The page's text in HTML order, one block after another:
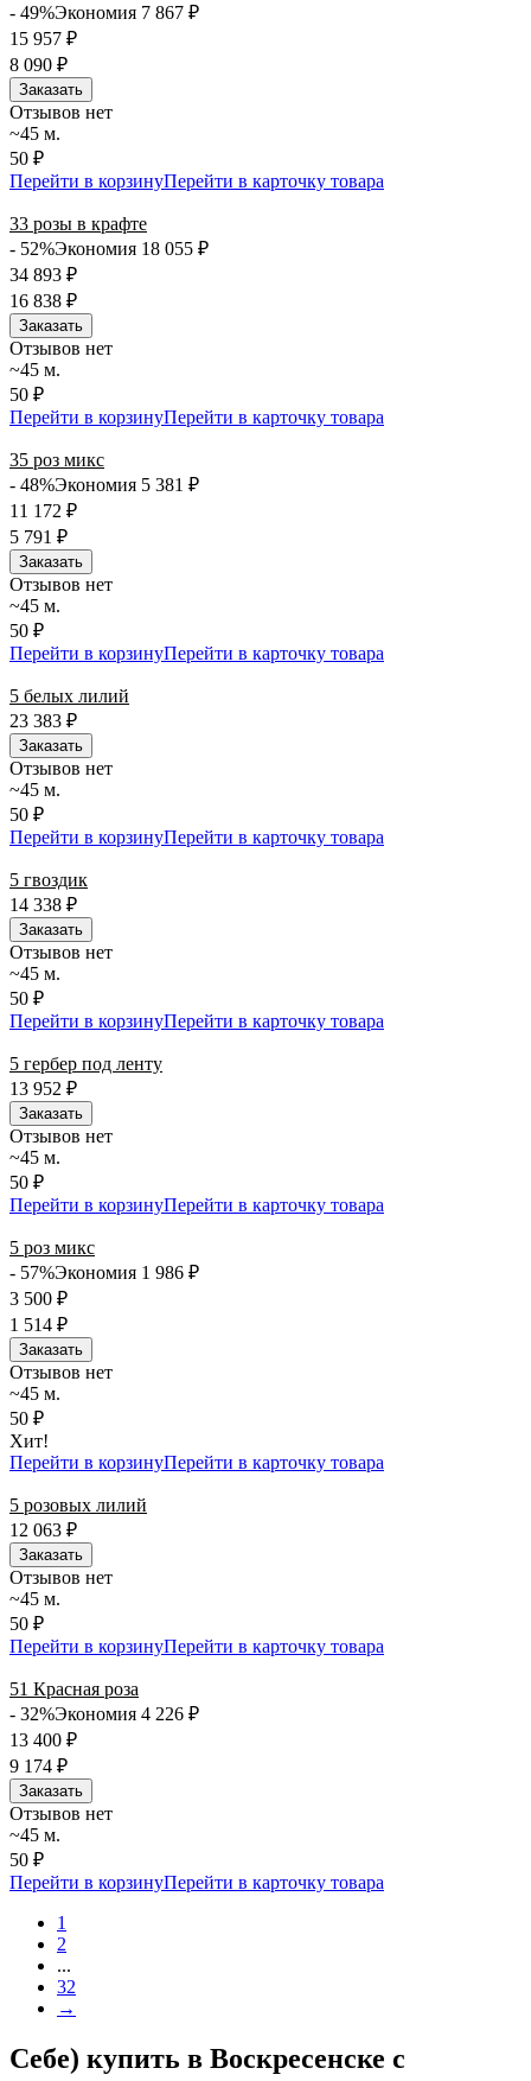
- 49%Экономия 7 867 ₽
15 957 ₽
8 090 ₽
Заказать
Отзывов нет
~45 м.
50 ₽
Перейти в корзинуПерейти в карточку товара
33 розы в крафте
- 52%Экономия 18 055 ₽
34 893 ₽
16 838 ₽
Заказать
Отзывов нет
~45 м.
50 ₽
Перейти в корзинуПерейти в карточку товара
35 роз микс
- 48%Экономия 5 381 ₽
11 172 ₽
5 791 ₽
Заказать
Отзывов нет
~45 м.
50 ₽
Перейти в корзинуПерейти в карточку товара
5 белых лилий
23 383 ₽
Заказать
Отзывов нет
~45 м.
50 ₽
Перейти в корзинуПерейти в карточку товара
5 гвоздик
14 338 ₽
Заказать
Отзывов нет
~45 м.
50 ₽
Перейти в корзинуПерейти в карточку товара
5 гербер под ленту
13 952 ₽
Заказать
Отзывов нет
~45 м.
50 ₽
Перейти в корзинуПерейти в карточку товара
5 роз микс
- 57%Экономия 1 986 ₽
3 500 ₽
1 514 ₽
Заказать
Отзывов нет
~45 м.
50 ₽
Хит!
Перейти в корзинуПерейти в карточку товара
5 розовых лилий
12 063 ₽
Заказать
Отзывов нет
~45 м.
50 ₽
Перейти в корзинуПерейти в карточку товара
51 Красная роза
- 32%Экономия 4 226 ₽
13 400 ₽
9 174 ₽
Заказать
Отзывов нет
~45 м.
50 ₽
Перейти в корзинуПерейти в карточку товара
1
2
...
32
→
Себе) купить в Воскресенске с